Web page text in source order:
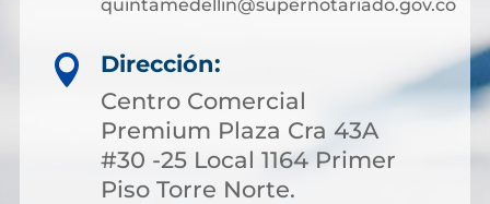
quintamedellin@supernotariado.gov.co

Dirección:
Centro Comercial
Premium Plaza Cra 43A
#30 -25 Local 1164 Primer
Piso Torre Norte.